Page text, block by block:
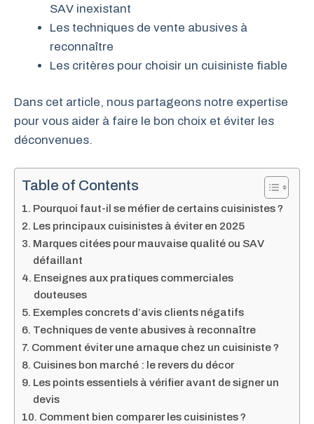
SAV inexistant
Les techniques de vente abusives à
reconnaître
Les critères pour choisir un cuisiniste fiable
Dans cet article, nous partageons notre expertise
pour vous aider à faire le bon choix et éviter les
déconvenues.
Table of Contents
Pourquoi faut-il se méfier de certains cuisinistes ?
Les principaux cuisinistes à éviter en 2025
Marques citées pour mauvaise qualité ou SAV
défaillant
Enseignes aux pratiques commerciales
douteuses
Exemples concrets d’avis clients négatifs
Techniques de vente abusives à reconnaître
Comment éviter une arnaque chez un cuisiniste ?
Cuisines bon marché : le revers du décor
Les points essentiels à vérifier avant de signer un
devis
Comment bien comparer les cuisinistes ?